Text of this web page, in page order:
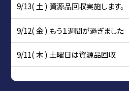
9/13( 土 ) 資源品回収実施します。
9/12( 金 ) もう１週間が過ぎました
9/11( 木 ) 土曜日は資源品回収